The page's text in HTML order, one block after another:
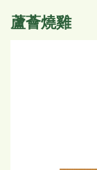
蘆薈燒雞